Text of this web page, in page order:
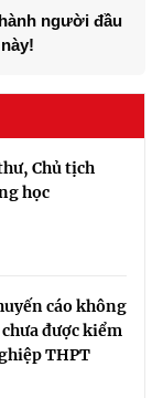
người đầu
Chủ tịch
học
cáo không
được kiểm
THPT